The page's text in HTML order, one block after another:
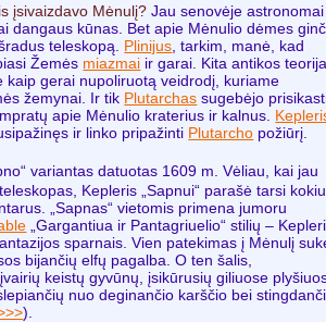
įsivaizdavo Mėnulį? Jau senovėje astronomai
dangaus kūnas. Bet apie Mėnulio dėmes
teleskopą. Plinijus , tarkim, manė, kad
Žemės miazmai ir garai. Kita antikos
kaip gerai nupoliruotą veidrodį, kuriame
žemynai. Ir tik Plutarchas sugebėjo
apie Mėnulio kraterius ir kalnus.
ir linko pripažinti Plutarcho požiūrį.
variantas datuotas 1609 m. Vėliau, kai jau
Kepleris „Sapnui“ parašė tarsi
„Sapnas“ vietomis primena jumoru
„Gargantiua ir Pantagriuelio“ stilių –
sparnais. Vien patekimas į Mėnulį
bijančių elfų pagalba. O ten šalis,
keistų gyvūnų, įsikūrusių giliuose
nuo deginančio karščio bei
).